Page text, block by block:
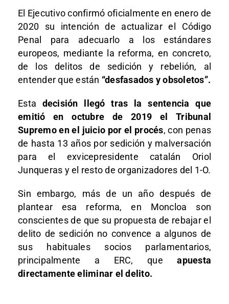
El Ejecutivo confirmó oficialmente en enero de
2020 su intención de actualizar el Código
Penal para adecuarlo a los estándares
europeos, mediante la reforma, en concreto,
de los delitos de sedición y rebelión, al
entender que están “desfasados y obsoletos”.
Esta decisión llegó tras la sentencia que
emitió en octubre de 2019 el Tribunal
Supremo en el juicio por el procés, con penas
de hasta 13 años por sedición y malversación
para el exvicepresidente catalán Oriol
Junqueras y el resto de organizadores del 1-O.
Sin embargo, más de un año después de
plantear esa reforma, en Moncloa son
conscientes de que su propuesta de rebajar el
delito de sedición no convence a algunos de
sus habituales socios parlamentarios,
principalmente a ERC, que apuesta
directamente eliminar el delito.